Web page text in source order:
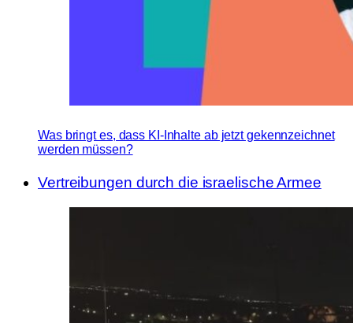
Was bringt es, dass KI-Inhalte ab jetzt gekennzeichnet
werden müssen?
Vertreibungen durch die israelische Armee